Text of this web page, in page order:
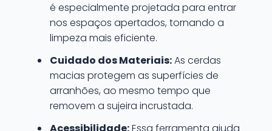
é especialmente projetada para entrar
nos espaços apertados, tornando a
limpeza mais eficiente.
Cuidado dos Materiais:As cerdas
macias protegem as superfícies de
arranhões, ao mesmo tempo que
removem a sujeira incrustada.